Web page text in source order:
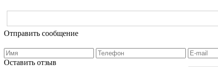
Отправить сообщение
Оставить отзыв